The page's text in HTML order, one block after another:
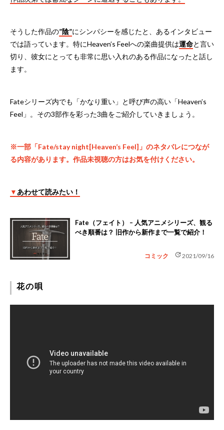
そうした作品の”陰”にシンパシーを感じたと、あるインタビュー
では語っています。特にHeaven’s Feelへの楽曲提供は運命と言い
切り、彼女にとっても非常に思い入れのある作品になったと話し
ます。
Fateシリーズ内でも「かなり重い」と呼び声の高い「Heaven’s
Feel」。その3部作を彩った3曲をご紹介していきましょう。
※一部「Fate/stay night[Heaven’s Feel]」のネタバレにつなが
る内容があります。作品未視聴の方はお気を付けください。
▼ あわせて読みたい！
Fate（フェイト） – 人気アニメシリーズ、観る
べき順番は？ 旧作から新作まで一覧で紹介！
コミック update2021/09/16
花の唄